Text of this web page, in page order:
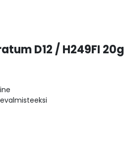
D12 / H249FI 20g